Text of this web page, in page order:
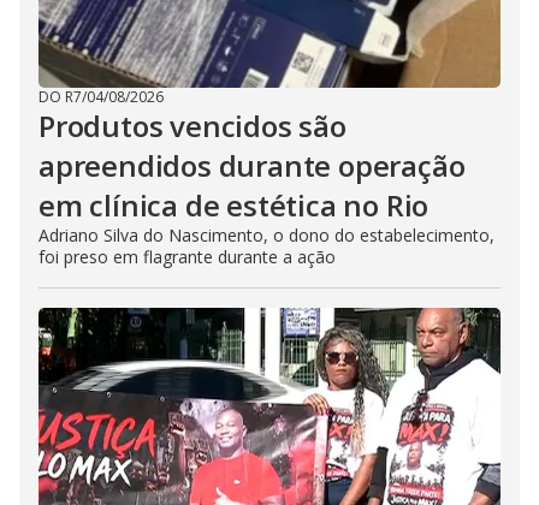
DO R7/04/08/2026
Produtos vencidos são
apreendidos durante operação
em clínica de estética no Rio
Adriano Silva do Nascimento, o dono do estabelecimento,
foi preso em flagrante durante a ação